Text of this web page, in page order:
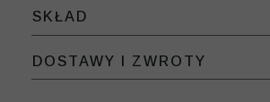
SKŁAD
DOSTAWY I ZWROTY